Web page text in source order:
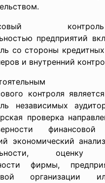
предприятий
со стороны
и внутренний
контроля
независимых
проверка
финансовой
экономический
оценку
фирмы,
организации